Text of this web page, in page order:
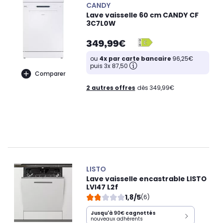
Comparer
CANDY
Lave vaisselle 60 cm CANDY CF
3C7L0W
349,99€
ou 4x par carte bancaire 96,25€
puis 3x 87,50
2 autres offres dès 349,99€
LISTO
Lave vaisselle encastrable LISTO
LVI47 L2f
1,8/5(6)
Jusqu'à 90€ cagnottés
nouveaux adhérents